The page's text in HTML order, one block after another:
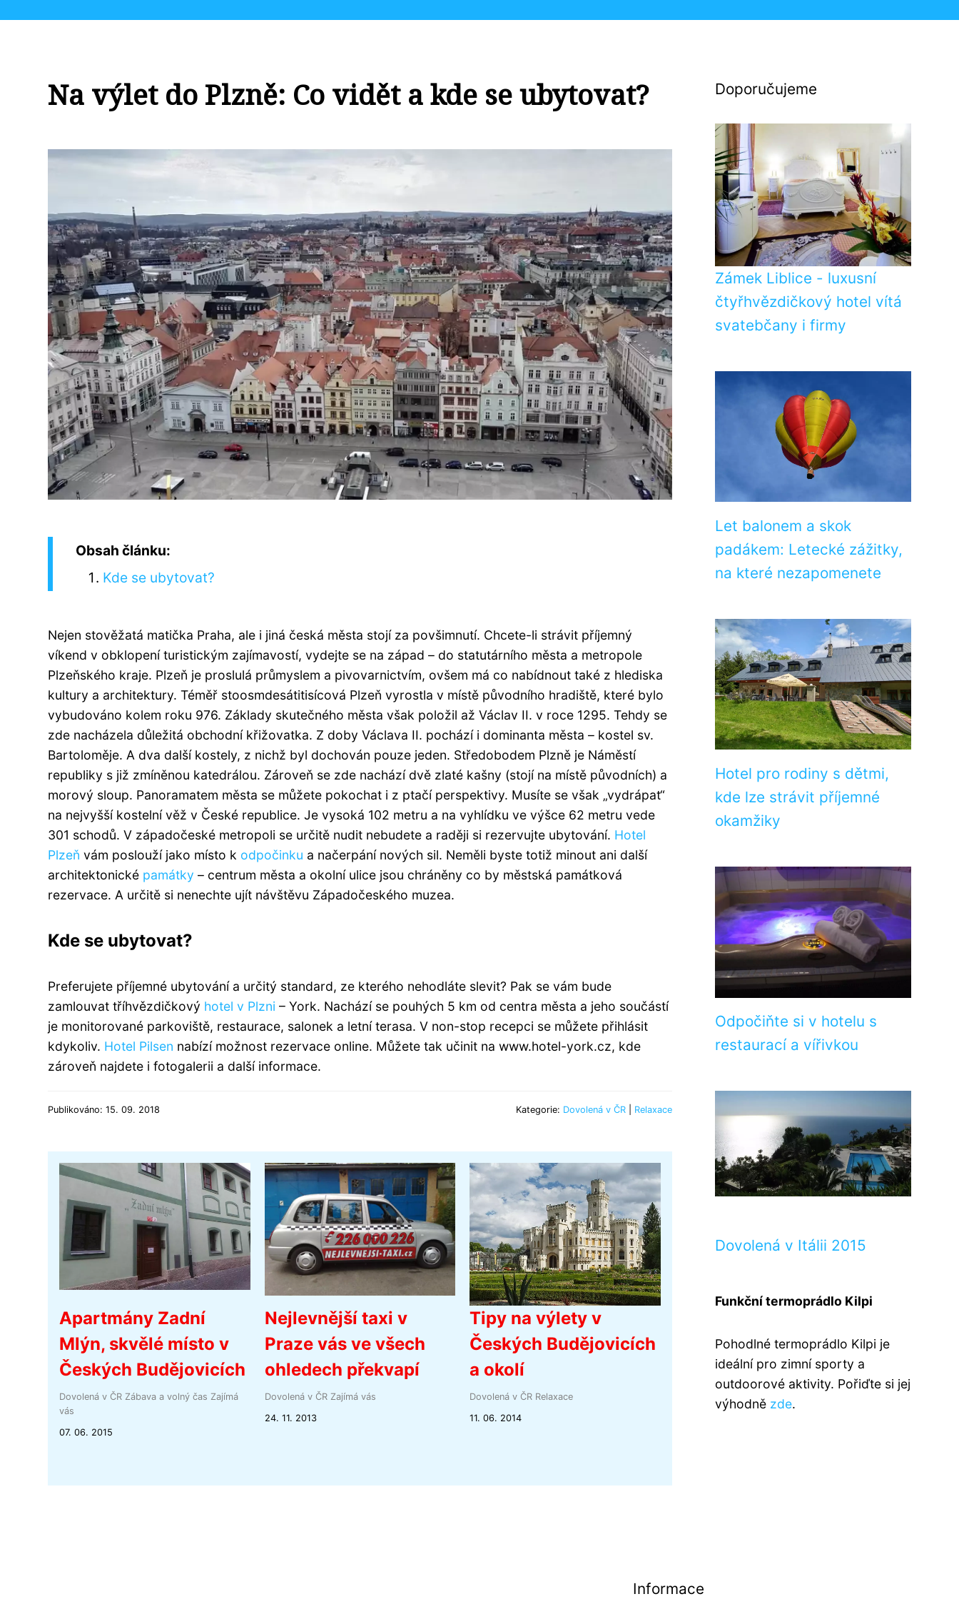
Na výlet do Plzně: Co vidět a kde se ubytovat?
Obsah článku:
Kde se ubytovat?
Nejen stověžatá matička Praha, ale i jiná česká města stojí za povšimnutí. Chcete-li strávit příjemný
víkend v obklopení turistickým zajímavostí, vydejte se na západ – do statutárního města a metropole
Plzeňského kraje. Plzeň je proslulá průmyslem a pivovarnictvím, ovšem má co nabídnout také z hlediska
kultury a architektury. Téměř stoosmdesátitisícová Plzeň vyrostla v místě původního hradiště, které bylo
vybudováno kolem roku 976. Základy skutečného města však položil až Václav II. v roce 1295. Tehdy se
zde nacházela důležitá obchodní křižovatka. Z doby Václava II. pochází i dominanta města – kostel sv.
Bartoloměje. A dva další kostely, z nichž byl dochován pouze jeden. Středobodem Plzně je Náměstí
republiky s již zmíněnou katedrálou. Zároveň se zde nachází dvě zlaté kašny (stojí na místě původních) a
morový sloup. Panoramatem města se můžete pokochat i z ptačí perspektivy. Musíte se však „vydrápat“
na nejvyšší kostelní věž v České republice. Je vysoká 102 metru a na vyhlídku ve výšce 62 metru vede
301 schodů. V západočeské metropoli se určitě nudit nebudete a raději si rezervujte ubytování. Hotel
Plzeň vám poslouží jako místo k odpočinku a načerpání nových sil. Neměli byste totiž minout ani další
architektonické památky – centrum města a okolní ulice jsou chráněny co by městská památková
rezervace. A určitě si nenechte ujít návštěvu Západočeského muzea.
Kde se ubytovat?
Preferujete příjemné ubytování a určitý standard, ze kterého nehodláte slevit? Pak se vám bude
zamlouvat tříhvězdičkový hotel v Plzni – York. Nachází se pouhých 5 km od centra města a jeho součástí
je monitorované parkoviště, restaurace, salonek a letní terasa. V non-stop recepci se můžete přihlásit
kdykoliv. Hotel Pilsen nabízí možnost rezervace online. Můžete tak učinit na www.hotel-york.cz, kde
zároveň najdete i fotogalerii a další informace.
Publikováno: 15. 09. 2018 Kategorie: Dovolená v ČR Relaxace
Apartmány Zadní
Mlýn, skvělé místo v
Českých Budějovicích
Dovolená v ČR Zábava a volný čas Zajímá
vás
07. 06. 2015
Nejlevnější taxi v
Praze vás ve všech
ohledech překvapí
Dovolená v ČR Zajímá vás
24. 11. 2013
Tipy na výlety v
Českých Budějovicích
a okolí
Dovolená v ČR Relaxace
11. 06. 2014
Doporučujeme
Zámek Liblice - luxusní
čtyřhvězdičkový hotel vítá
svatebčany i firmy
Let balonem a skok
padákem: Letecké zážitky,
na které nezapomenete
Hotel pro rodiny s dětmi,
kde lze strávit příjemné
okamžiky
Odpočiňte si v hotelu s
restaurací a vířivkou
Dovolená v Itálii 2015
Funkční termoprádlo Kilpi
Pohodlné termoprádlo Kilpi je
ideální pro zimní sporty a
outdoorové aktivity. Pořiďte si jej
výhodně zde.
Informace